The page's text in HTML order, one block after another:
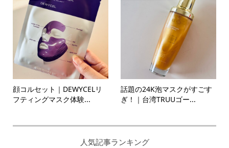
顔コルセット｜DEWYCELリ
フティングマスク体験...
話題の24K泡マスクがすごす
ぎ！｜台湾TRUUゴー...
人気記事ランキング